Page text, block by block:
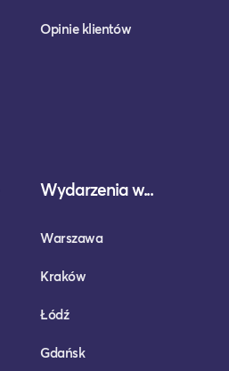
Opinie klientów
Wydarzenia w...
Warszawa
Kraków
Łódź
Gdańsk